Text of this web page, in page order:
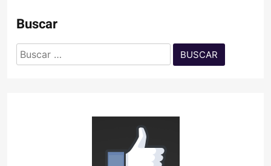
Buscar
Buscar: